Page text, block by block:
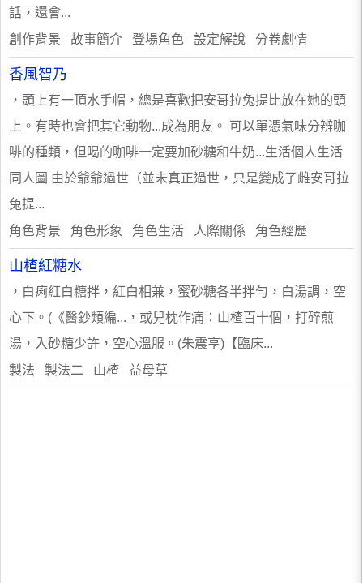
話，還會...
創作背景 故事簡介 登場角色 設定解說 分卷劇情
香風智乃
，頭上有一頂水手帽，總是喜歡把安哥拉兔提比放在她的頭
上。有時也會把其它動物...成為朋友。 可以單憑氣味分辨咖
啡的種類，但喝的咖啡一定要加砂糖和牛奶...生活個人生活
同人圖 由於爺爺過世（並未真正過世，只是變成了雌安哥拉
兔提...
角色背景 角色形象 角色生活 人際關係 角色經歷
山楂紅糖水
，白痢紅白糖拌，紅白相兼，蜜砂糖各半拌勻，白湯調，空
心下。(《醫鈔類編...，或兒枕作痛：山楂百十個，打碎煎
湯，入砂糖少許，空心溫服。(朱震亨)【臨床...
製法 製法二 山楂 益母草